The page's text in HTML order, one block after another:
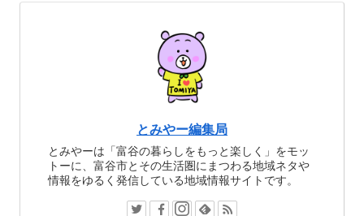
とみやー編集局
とみやーは「富谷の暮らしをもっと楽しく」をモッ
トーに、富谷市とその生活圏にまつわる地域ネタや
情報をゆるく発信している地域情報サイトです。